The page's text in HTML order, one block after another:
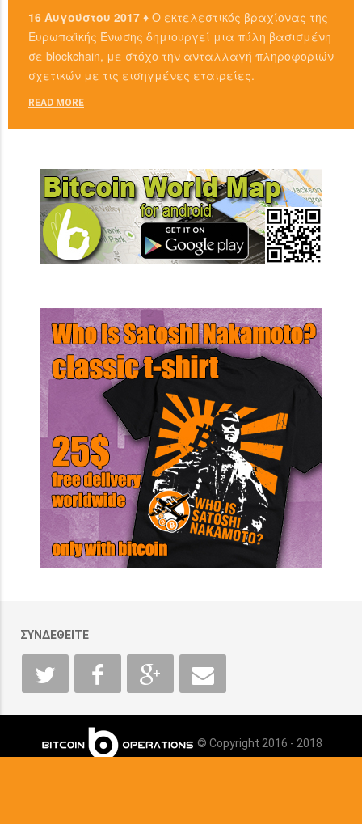
16 Αυγούστου 2017 ♦ Ο εκτελεστικός βραχίονας της
Ευρωπαϊκής Ένωσης δημιουργεί μια πύλη βασισμένη
σε blockchain, με στόχο την ανταλλαγή πληροφοριών
σχετικών με τις εισηγμένες εταιρείες.
READ MORE
ΣΥΝΔΕΘΕΙΤΕ
© Copyright 2016 - 2018